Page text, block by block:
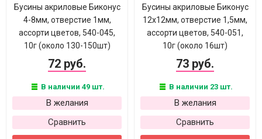
Бусины акриловые Биконус
4-8мм, отверстие 1мм,
ассорти цветов, 540-045,
10г (около 130-150шт)
72 руб.
В наличии 49 шт.
В желания
Сравнить
Бусины акриловые Биконус
12х12мм, отверстие 1,5мм,
ассорти цветов, 540-051,
10г (около 16шт)
73 руб.
В наличии 23 шт.
В желания
Сравнить